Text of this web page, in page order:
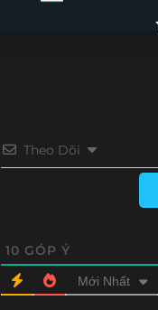
Theo Dõi
10 GÓP Ý
Mới Nhất